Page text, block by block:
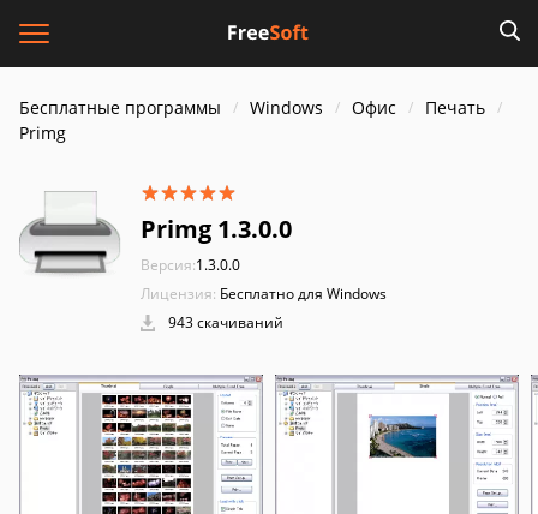
Бесплатные программы Windows Офис
Печать
Primg
Primg 1.3.0.0
Версия:1.3.0.0
Лицензия: Бесплатно для Windows
943 скачиваний